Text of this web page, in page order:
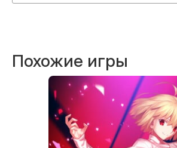
Похожие игры